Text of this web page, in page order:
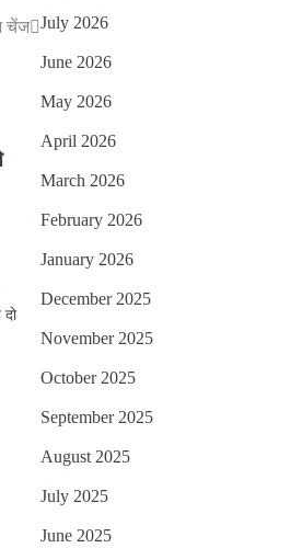
चेंज
July 2026
June 2026
May 2026
April 2026
March 2026
February 2026
January 2026
December 2025
November 2025
October 2025
September 2025
August 2025
July 2025
June 2025